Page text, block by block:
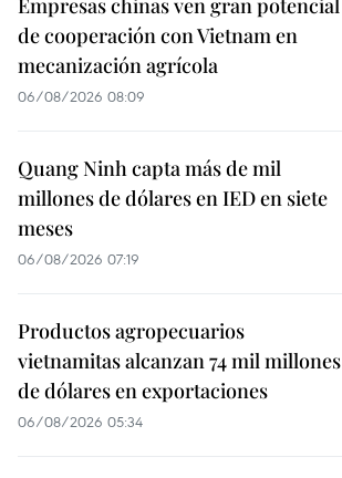
de cooperación con Vietnam en
mecanización agrícola
06/08/2026 08:09
Quang Ninh capta más de mil
millones de dólares en IED en siete
meses
06/08/2026 07:19
Productos agropecuarios
vietnamitas alcanzan 74 mil millones
de dólares en exportaciones
06/08/2026 05:34